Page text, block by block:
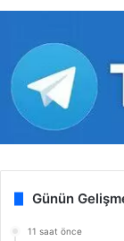
Günün
11 saat önce